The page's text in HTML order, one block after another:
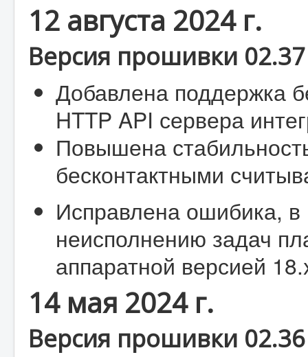
12 августа 2024 г.
Версия прошивки
Добавлена поддержка
HTTP API сервера
Повышена
бесконтактными
Исправлена ошибика, в
неисполнению задач
аппаратной версией
14 мая 2024 г.
Версия прошивки